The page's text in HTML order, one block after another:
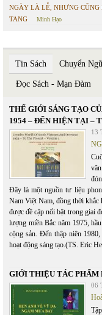
NGÀY LÀ LỄ, NHƯNG CŨNG
TANG
Minh Hạo
Tin Sách Chuyển
Đọc Sách - Mạn Đàm
THẾ GIỚI SÁNG TẠO
1954 – ĐẾN HIỆN TẠI –
13
Đây là một nguồn tư liệu
Nam Việt Nam, đồng thời
được đề cập nổi bật trong giai
lượng miền Bắc năm 1975,
cộng sản. Đến thập niên
hoạt động sáng tạo.(TS. Eric
GIỚI THIỆU TÁC PHẨM
06